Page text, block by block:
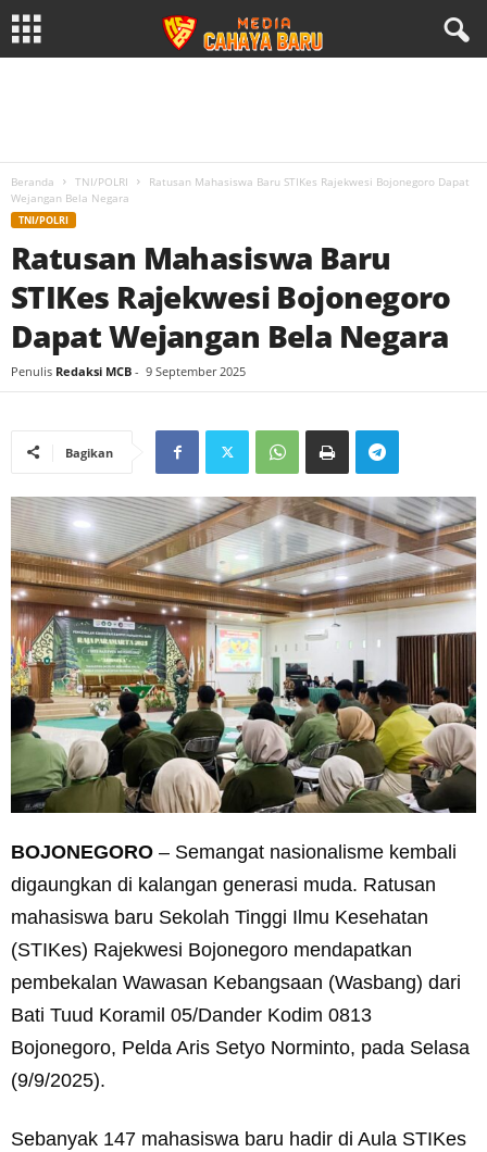
Beranda TNI/POLRI
Ratusan Mahasiswa Baru STIKes Rajekwesi Bojonegoro Dapat
Wejangan Bela Negara
TNI/POLRI
Ratusan Mahasiswa Baru
STIKes Rajekwesi Bojonegoro
Dapat Wejangan Bela Negara
Penulis Redaksi MCB - 9 September 2025
Bagikan
BOJONEGORO – Semangat nasionalisme kembali
digaungkan di kalangan generasi muda. Ratusan
mahasiswa baru Sekolah Tinggi Ilmu Kesehatan
(STIKes) Rajekwesi Bojonegoro mendapatkan
pembekalan Wawasan Kebangsaan (Wasbang) dari
Bati Tuud Koramil 05/Dander Kodim 0813
Bojonegoro, Pelda Aris Setyo Norminto, pada Selasa
(9/9/2025).
Sebanyak 147 mahasiswa baru hadir di Aula STIKes